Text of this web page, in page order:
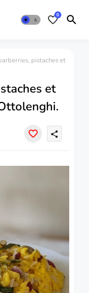
0
pistaches et
et
share